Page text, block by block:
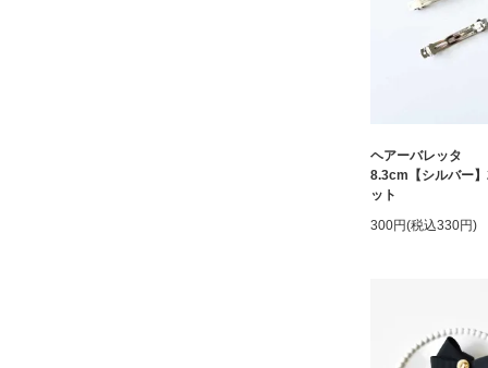
ヘアーバレッタ
8.3cm【シルバー
ット
300円(税込330円)